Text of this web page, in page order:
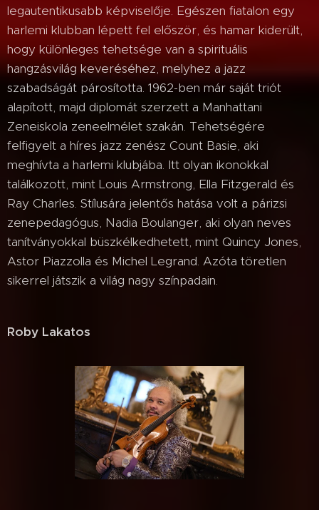
legautentikusabb képviselője. Egészen fiatalon egy
harlemi klubban lépett fel először, és hamar kiderült,
hogy különleges tehetsége van a spirituális
hangzásvilág keveréséhez, melyhez a jazz
szabadságát párosította. 1962-ben már saját triót
alapított, majd diplomát szerzett a Manhattani
Zeneiskola zeneelmélet szakán. Tehetségére
felfigyelt a híres jazz zenész Count Basie, aki
meghívta a harlemi klubjába. Itt olyan ikonokkal
találkozott, mint Louis Armstrong, Ella Fitzgerald és
Ray Charles. Stílusára jelentős hatása volt a párizsi
zenepedagógus, Nadia Boulanger, aki olyan neves
tanítványokkal büszkélkedhetett, mint Quincy Jones,
Astor Piazzolla és Michel Legrand. Azóta töretlen
sikerrel játszik a világ nagy színpadain.
Roby Lakatos